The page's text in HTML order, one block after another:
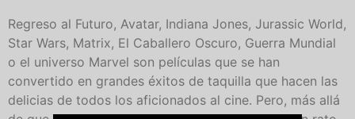
Regreso al Futuro, Avatar, Indiana Jones, Jurassic World,
Star Wars, Matrix, El Caballero Oscuro, Guerra Mundial
o el universo Marvel son películas que se han
convertido en grandes éxitos de taquilla que hacen las
delicias de todos los aficionados al cine. Pero, más allá